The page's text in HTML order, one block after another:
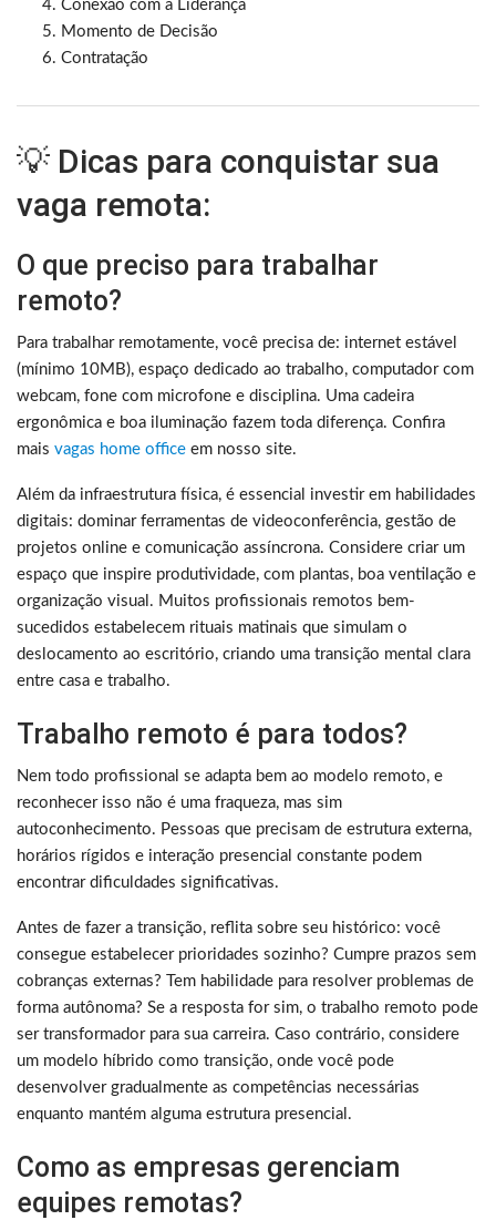
Conexão com a Liderança
Momento de Decisão
Contratação
💡 Dicas para conquistar sua
vaga remota:
O que preciso para trabalhar
remoto?
Para trabalhar remotamente, você precisa de: internet estável
(mínimo 10MB), espaço dedicado ao trabalho, computador com
webcam, fone com microfone e disciplina. Uma cadeira
ergonômica e boa iluminação fazem toda diferença. Confira
mais vagas home office em nosso site.
Além da infraestrutura física, é essencial investir em habilidades
digitais: dominar ferramentas de videoconferência, gestão de
projetos online e comunicação assíncrona. Considere criar um
espaço que inspire produtividade, com plantas, boa ventilação e
organização visual. Muitos profissionais remotos bem-
sucedidos estabelecem rituais matinais que simulam o
deslocamento ao escritório, criando uma transição mental clara
entre casa e trabalho.
Trabalho remoto é para todos?
Nem todo profissional se adapta bem ao modelo remoto, e
reconhecer isso não é uma fraqueza, mas sim
autoconhecimento. Pessoas que precisam de estrutura externa,
horários rígidos e interação presencial constante podem
encontrar dificuldades significativas.
Antes de fazer a transição, reflita sobre seu histórico: você
consegue estabelecer prioridades sozinho? Cumpre prazos sem
cobranças externas? Tem habilidade para resolver problemas de
forma autônoma? Se a resposta for sim, o trabalho remoto pode
ser transformador para sua carreira. Caso contrário, considere
um modelo híbrido como transição, onde você pode
desenvolver gradualmente as competências necessárias
enquanto mantém alguma estrutura presencial.
Como as empresas gerenciam
equipes remotas?